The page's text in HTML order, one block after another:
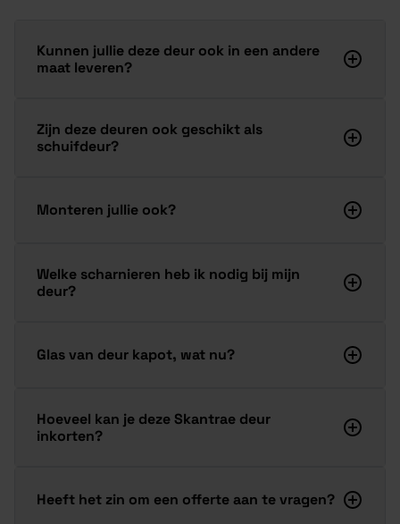
Kunnen jullie deze deur ook in een andere
maat leveren?
Zijn deze deuren ook geschikt als
schuifdeur?
Monteren jullie ook?
Welke scharnieren heb ik nodig bij mijn
deur?
Glas van deur kapot, wat nu?
Hoeveel kan je deze Skantrae deur
inkorten?
Heeft het zin om een offerte aan te vragen?